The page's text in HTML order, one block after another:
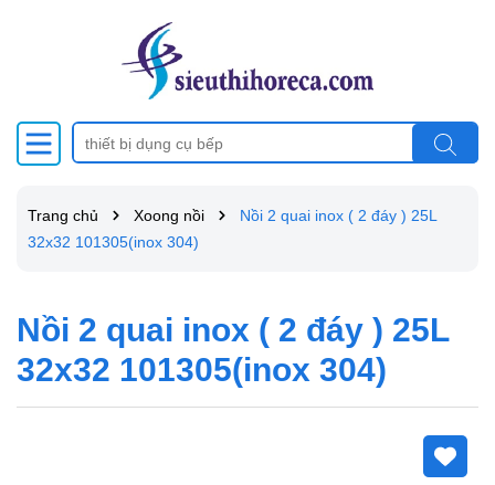
Trang chủ Xoong nồi
Nồi 2 quai inox ( 2 đáy ) 25L
32x32 101305(inox 304)
Nồi 2 quai inox ( 2 đáy ) 25L
32x32 101305(inox 304)